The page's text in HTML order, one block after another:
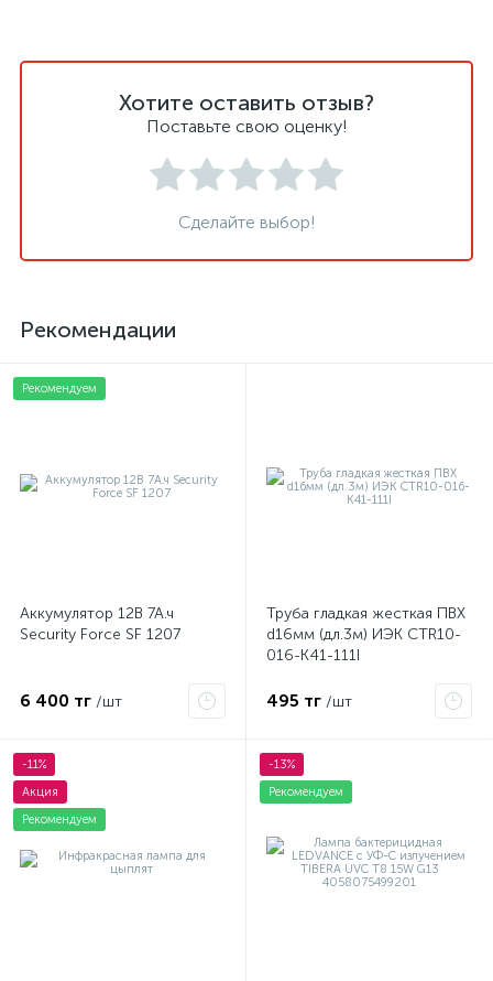
Хотите оставить отзыв?
Поставьте свою оценку!
Сделайте выбор!
Рекомендации
Рекомендуем
Аккумулятор 12В 7А.ч
Security Force SF 1207
6 400 тг /шт
Труба гладкая жесткая ПВХ
d16мм (дл.3м) ИЭК CTR10-
016-K41-111I
495 тг /шт
-11%
Акция
Рекомендуем
-13%
Рекомендуем